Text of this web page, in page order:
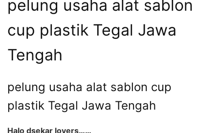
pelung usaha alat sablon
cup plastik Tegal Jawa
Tengah
pelung usaha alat sablon cup
plastik Tegal Jawa Tengah
Halo dsekar lovers……